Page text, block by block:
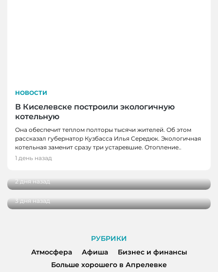
НОВОСТИ
В Киселевске построили экологичную
котельную
Она обеспечит теплом полторы тысячи жителей. Об этом
рассказал губернатор Кузбасса Илья Середюк. Экологичная
котельная заменит сразу три устаревшие. Отопление..
1 день назад
НОВОСТИ
В экоцентре заповедника «Кузнецкий
2 дня назад
НОВОСТИ
инфаркта
3 дня назад
РУБРИКИ
Атмосфера
Афиша
Бизнес и финансы
Больше хорошего в Апрелевке